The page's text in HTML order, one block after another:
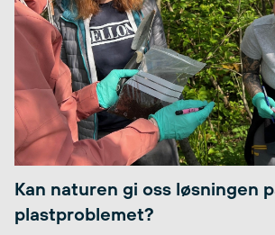
Kan naturen gi oss løsningen
plastproblemet?